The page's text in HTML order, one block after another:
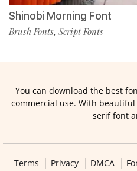
Shinobi Morning Font
Brush Fonts, Script Fonts
You can download the best
commercial use. With
serif font
Terms Privacy DMCA